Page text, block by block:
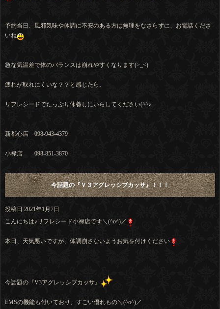
予約当日、風邪気味や体調に不安のある方は無理をなさらずに、お電話くださ
いね
急な気温差で体のバランスは崩れやすくなります(>_<)
疲れが取れにくいな？？と感じたら、
リフレシードでたっぷり休養しにいらしてください(^^♪
新都心店 098-943-4379
小禄店 098-851-3870
今話題の『Ｖ３アグレッシブカッサ』！！！
投稿日 2021年1月7日
こんにちは♪リフレシード小禄店です＼(^o^)／
本日、天気悪いですが、体調崩さないようお気を付けください
今話題の『V3アグレッシブカッサ』
EMSの機能も付いており、すごい優れもの＼(^o^)／